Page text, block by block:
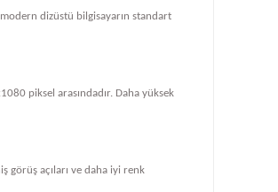
dizüstü bilgisayarın standart
piksel arasındadır. Daha yüksek
görüş açıları ve daha iyi renk